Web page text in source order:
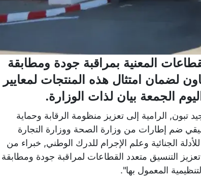
المعنية بمراقبة جودة ومطابقة
لضمان امتثال هذه المنتجات لمعايير
الجمعة بيان لذات الوزارة.
تبون, الرامية إلى تعزيز منظومة الرقابة وحماية
ضم إطارات من وزارة الصحة ووزارة التجارة
الجنائية وعلم الإجرام للدرك الوطني, خبراء من
التنسيق متعدد القطاعات لمراقبة جودة ومطابقة
المعمول بها".